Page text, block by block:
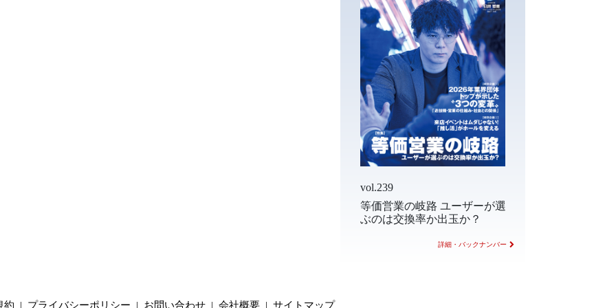
vol.239
等価営業の岐路 ユーザーが選
ぶのは交換率か出玉か？
詳細・バックナンバー
約 | プライバシーポリシー | お問い合わせ | 会社概要 | サイトマップ